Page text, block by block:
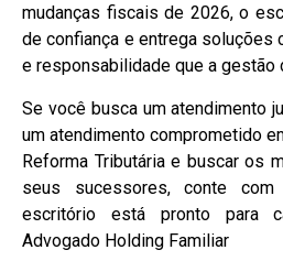
mudanças fiscais de 2026, o
de confiança e entrega soluções
e responsabilidade que a gestão
Se você busca um atendimento
um atendimento comprometido
Reforma Tributária e buscar os
seus sucessores, conte
escritório está pronto para
Advogado Holding Familiar